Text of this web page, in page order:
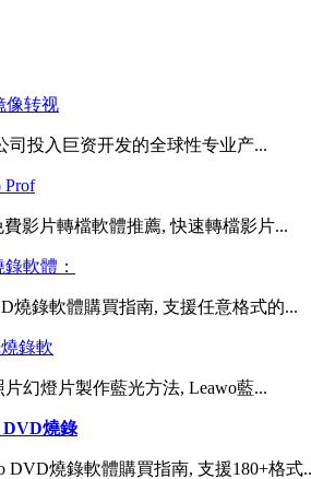
像转视
司投入巨资开发的全球性专业产...
Prof
費影片轉檔軟體推薦, 快速轉檔影片...
軟體：
燒錄軟體購買指南, 支援任意格式的...
錄軟
幻燈片製作藍光方法, Leawo藍...
DVD燒錄
DVD燒錄軟體購買指南, 支援180+格式